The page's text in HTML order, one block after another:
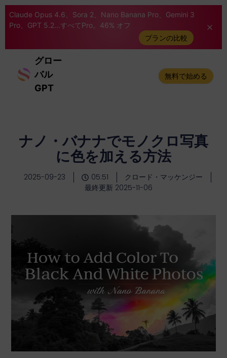
Claude Opus 4.6、Sora 2、Nano Banana Pro、Gemini 3
Pro、GPT 5.2...すべてPro。46% オフ
プランの比較
グロー
バル
GPT
無料で始める
ナノ・バナナでモノクロ写真
に色を加える方法
2025-09-23 05:51
クロード・マッケンジー
最終更新 2025-11-06